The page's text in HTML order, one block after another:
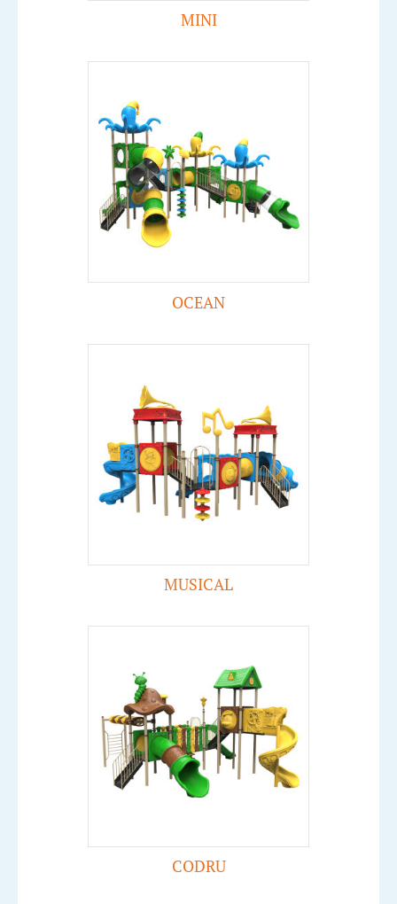
MINI
OCEAN
MUSICAL
CODRU